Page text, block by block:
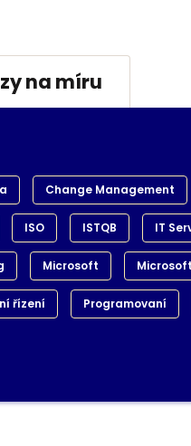
na míru
Change Management
ISO ISTQB IT
Microsoft
řízení Programovaní